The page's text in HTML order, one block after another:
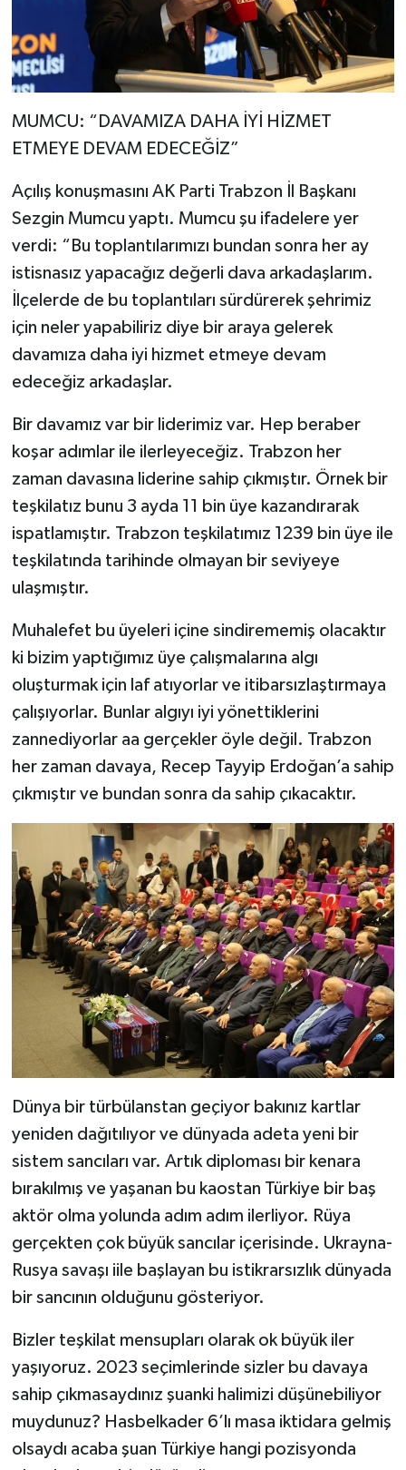
MUMCU: “DAVAMIZA DAHA İYİ HİZMET
ETMEYE DEVAM EDECEĞİZ”
Açılış konuşmasını AK Parti Trabzon İl Başkanı
Sezgin Mumcu yaptı. Mumcu şu ifadelere yer
verdi: “Bu toplantılarımızı bundan sonra her ay
istisnasız yapacağız değerli dava arkadaşlarım.
İlçelerde de bu toplantıları sürdürerek şehrimiz
için neler yapabiliriz diye bir araya gelerek
davamıza daha iyi hizmet etmeye devam
edeceğiz arkadaşlar.
Bir davamız var bir liderimiz var. Hep beraber
koşar adımlar ile ilerleyeceğiz. Trabzon her
zaman davasına liderine sahip çıkmıştır. Örnek bir
teşkilatız bunu 3 ayda 11 bin üye kazandırarak
ispatlamıştır. Trabzon teşkilatımız 1239 bin üye ile
teşkilatında tarihinde olmayan bir seviyeye
ulaşmıştır.
Muhalefet bu üyeleri içine sindirememiş olacaktır
ki bizim yaptığımız üye çalışmalarına algı
oluşturmak için laf atıyorlar ve itibarsızlaştırmaya
çalışıyorlar. Bunlar algıyı iyi yönettiklerini
zannediyorlar aa gerçekler öyle değil. Trabzon
her zaman davaya, Recep Tayyip Erdoğan’a sahip
çıkmıştır ve bundan sonra da sahip çıkacaktır.
Dünya bir türbülanstan geçiyor bakınız kartlar
yeniden dağıtılıyor ve dünyada adeta yeni bir
sistem sancıları var. Artık diploması bir kenara
bırakılmış ve yaşanan bu kaostan Türkiye bir baş
aktör olma yolunda adım adım ilerliyor. Rüya
gerçekten çok büyük sancılar içerisinde. Ukrayna-
Rusya savaşı iile başlayan bu istikrarsızlık dünyada
bir sancının olduğunu gösteriyor.
Bizler teşkilat mensupları olarak ok büyük iler
yaşıyoruz. 2023 seçimlerinde sizler bu davaya
sahip çıkmasaydınız şuanki halimizi düşünebiliyor
muydunuz? Hasbelkader 6’lı masa iktidara gelmiş
olsaydı acaba şuan Türkiye hangi pozisyonda